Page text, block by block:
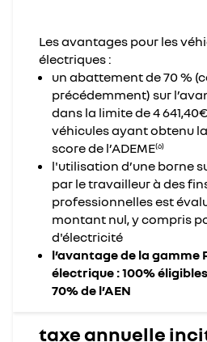
Les avantages pour les
électriques :
un abattement de 70 %
précédemment) sur
dans la limite de 4
véhicules ayant obtenu
score de l’ADEME(6)
l'utilisation d’une borne
par le travailleur à des
professionnelles est
montant nul, y compris
d'électricité
l’avantage de la gamme
électrique : 100%
70% de l’AEN
taxe annuelle